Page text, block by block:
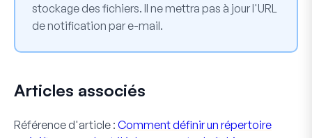
stockage des fichiers. Il ne mettra pas à jour l'URL
de notification par e-mail.
Articles associés
Référence d'article : Comment définir un répertoire